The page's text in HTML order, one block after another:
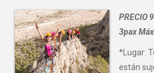
PRECIO
3pax
*Lugar:
están